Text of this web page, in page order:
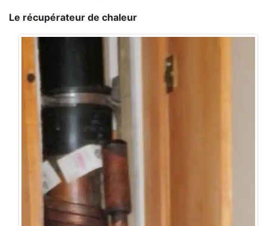
Le récupérateur de chaleur